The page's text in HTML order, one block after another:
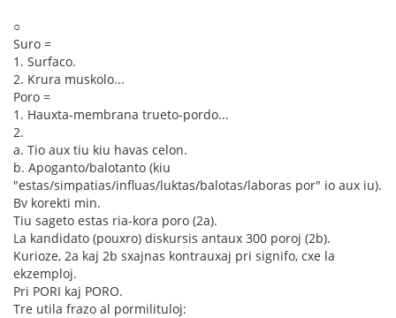
○
Suro =
1. Surfaco.
2. Krura muskolo...
Poro =
1. Hauxta-membrana trueto-pordo...
2.
a. Tio aux tiu kiu havas celon.
b. Apoganto/balotanto (kiu
"estas/simpatias/influas/luktas/balotas/laboras por" io aux iu).
Bv korekti min.
Tiu sageto estas ria-kora poro (2a).
La kandidato (pouxro) diskursis antaux 300 poroj (2b).
Kurioze, 2a kaj 2b sxajnas kontrauxaj pri signifo, cxe la
ekzemploj.
Pri PORI kaj PORO.
Tre utila frazo al pormilituloj: